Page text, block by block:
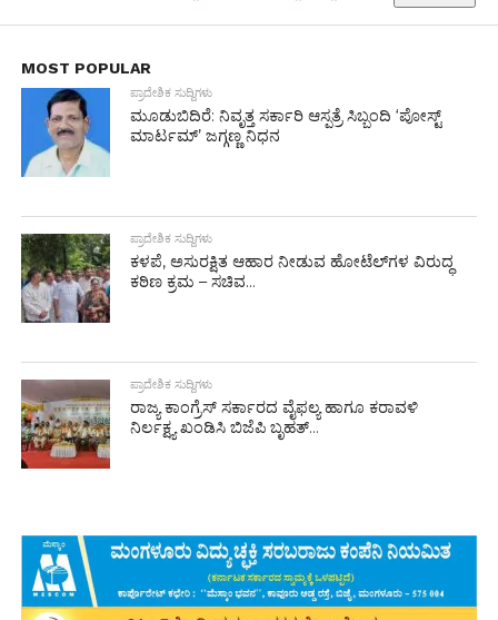
MOST POPULAR
ಪ್ರಾದೇಶಿಕ ಸುದ್ದಿಗಳು
ಮೂಡುಬಿದಿರೆ: ನಿವೃತ್ತ ಸರ್ಕಾರಿ ಆಸ್ಪತ್ರೆ ಸಿಬ್ಬಂದಿ ‘ಪೋಸ್ಟ್
ಮಾರ್ಟಮ್’ ಜಗ್ಗಣ್ಣ ನಿಧನ
ಪ್ರಾದೇಶಿಕ ಸುದ್ದಿಗಳು
ಕಳಪೆ, ಅಸುರಕ್ಷಿತ ಆಹಾರ ನೀಡುವ ಹೋಟೆಲ್‌ಗಳ ವಿರುದ್ಧ
ಕಠಿಣ ಕ್ರಮ – ಸಚಿವ...
ಪ್ರಾದೇಶಿಕ ಸುದ್ದಿಗಳು
ರಾಜ್ಯ ಕಾಂಗ್ರೆಸ್ ಸರ್ಕಾರದ ವೈಫಲ್ಯ ಹಾಗೂ ಕರಾವಳಿ
ನಿರ್ಲಕ್ಷ್ಯ ಖಂಡಿಸಿ ಬಿಜೆಪಿ ಬೃಹತ್...